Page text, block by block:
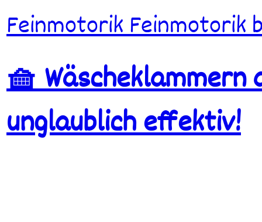
FeinmotorikFeinmotorik
🧺
unglaublich effektiv!